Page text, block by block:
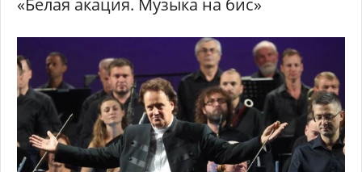
«Белая акация. Музыка на бис»